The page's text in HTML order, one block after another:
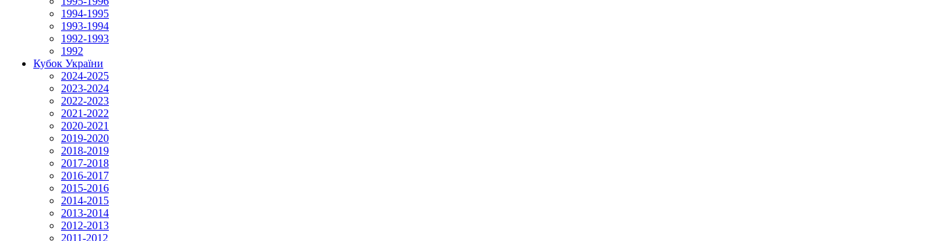
1994-1995
1993-1994
1992-1993
1992
Кубок України
2024-2025
2023-2024
2022-2023
2021-2022
2020-2021
2019-2020
2018-2019
2017-2018
2016-2017
2015-2016
2014-2015
2013-2014
2012-2013
2011-2012